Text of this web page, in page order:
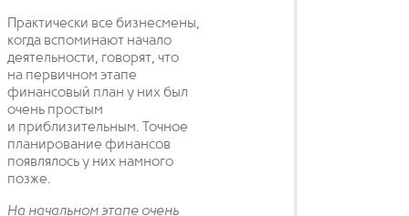
Практически все бизнесмены,
когда вспоминают начало
деятельности, говорят, что
на первичном этапе
финансовый план у них был
очень простым
и приблизительным. Точное
планирование финансов
появлялось у них намного
позже.
На начальном этапе очень